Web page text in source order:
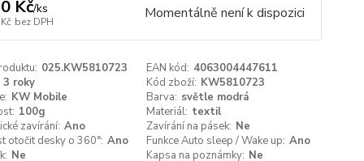
Kč/ks
bez DPH Momentálně není k dispozici
025.KW5810723 EAN kód: 4063004447611
3 roky
Kód zboží: KW5810723
KW Mobile Barva: světle modrá
100g Materiál: textil
zavírání: Ano Zavírání na pásek: Ne
otočit desky o 360°: Ano Funkce Auto sleep / Wake up: Ano
Ne Kapsa na poznámky: Ne